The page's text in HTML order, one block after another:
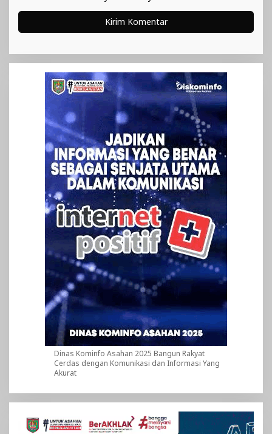
Dinas Kominfo Asahan 2025 Bangun Rakyat
Cerdas dengan Komunikasi dan Informasi Yang
Akurat
Pemutar
Video